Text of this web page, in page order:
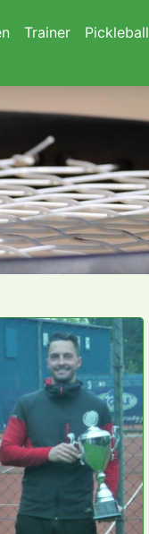
Trainer Pickleball